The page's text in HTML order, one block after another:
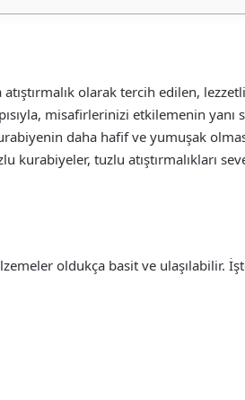
olarak tercih edilen,
misafirlerinizi etkilemenin yanı
daha hafif ve yumuşak
kurabiyeler, tuzlu atıştırmalıkları
oldukça basit ve ulaşılabilir.